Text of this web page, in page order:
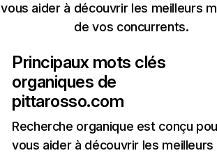
vous aider à découvrir les meilleurs
de vos concurrents.
Principaux mots clés
organiques de
pittarosso.com
Recherche organique est conçu
vous aider à découvrir les